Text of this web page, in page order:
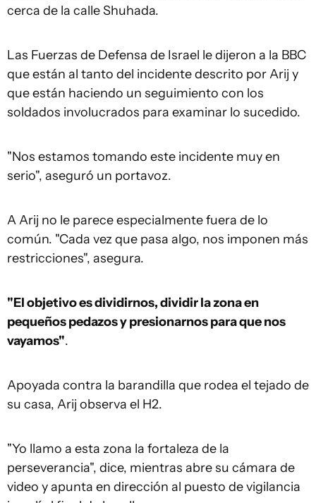
cerca de la calle Shuhada.
Las Fuerzas de Defensa de Israel le dijeron a la BBC
que están al tanto del incidente descrito por Arij y
que están haciendo un seguimiento con los
soldados involucrados para examinar lo sucedido.
"Nos estamos tomando este incidente muy en
serio", aseguró un portavoz.
A Arij no le parece especialmente fuera de lo
común. "Cada vez que pasa algo, nos imponen más
restricciones", asegura.
"El objetivo es dividirnos, dividir la zona en
pequeños pedazos y presionarnos para que nos
vayamos".
Apoyada contra la barandilla que rodea el tejado de
su casa, Arij observa el H2.
"Yo llamo a esta zona la fortaleza de la
perseverancia", dice, mientras abre su cámara de
video y apunta en dirección al puesto de vigilancia